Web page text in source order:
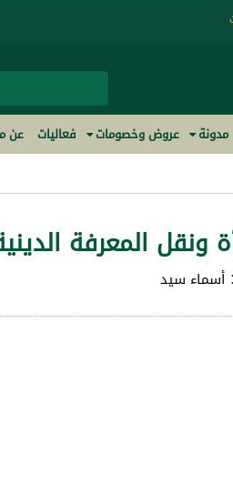
مدونة عروض وخصومات فعاليات عن
ونقل المعرفة
أسماء سيد